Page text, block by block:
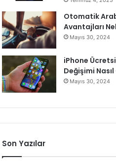
Otomatik
Avantajları
Mayıs 30, 2024
iPhone
Değişimi Nasıl
Mayıs 30, 2024
Son Yazılar